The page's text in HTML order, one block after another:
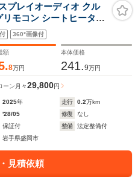
レイオーディオ クル
モコン シートヒーター
突軽減ブレーキ レーン
ト
360°画像付
額
8万円
本体価格
241.9万円
ーン 月々29,800円
2025年 走行 0.2万km
'28/05 修復
なし
保証付 整備
法定整備付
岩手県盛岡市
見積依頼